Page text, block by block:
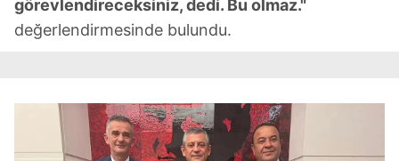
görevlendireceksiniz, dedi. Bu olmaz."
değerlendirmesinde bulundu.